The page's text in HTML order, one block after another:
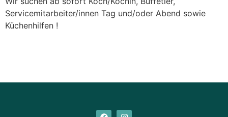
Servicemitarbeiter/innen Tag und/oder Abend sowie
Küchenhilfen !